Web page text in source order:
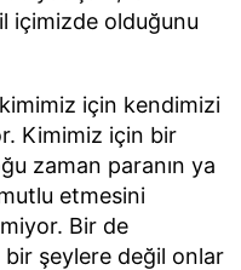
içimizde olduğunu
için kendimizi
Kimimiz için bir
zaman paranın ya
etmesini
Bir de
şeylere değil onlar